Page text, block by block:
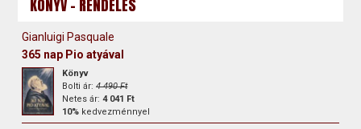
KÖNYV - RENDELÉS
Gianluigi Pasquale
365 nap Pio atyával
Könyv
Bolti ár:4 490 Ft
Netes ár:4 041 Ft
10% kedvezménnyel